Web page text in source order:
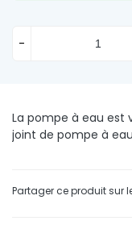
La pompe à eau est
joint de pompe à
-